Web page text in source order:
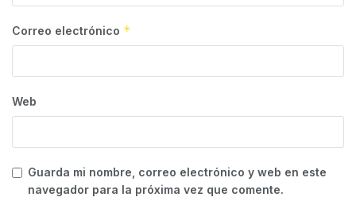
Correo electrónico *
Web
Guarda mi nombre, correo electrónico y web en este
navegador para la próxima vez que comente.